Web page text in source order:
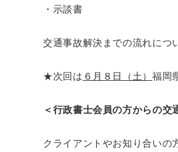
・示談書
交通事故解決までの流れに
★次回は ６月８日（土）福岡
＜行政書士会員の方からの交
クライアントやお知り合いの